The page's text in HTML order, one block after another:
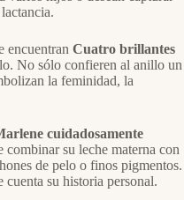
encuentran Cuatro brillantes
No sólo confieren al anillo un
la feminidad, la
cuidadosamente
combinar su leche materna con
de pelo o finos pigmentos.
su historia personal.